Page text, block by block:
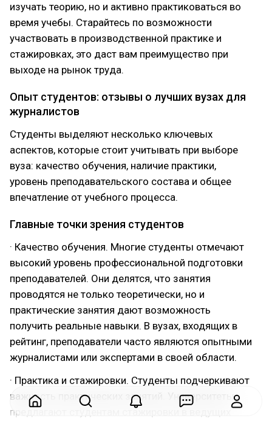
изучать теорию, но и активно практиковаться во
время учебы. Старайтесь по возможности
участвовать в производственной практике и
стажировках, это даст вам преимущество при
выходе на рынок труда.
Опыт студентов: отзывы о лучших вузах для
журналистов
Студенты выделяют несколько ключевых
аспектов, которые стоит учитывать при выборе
вуза: качество обучения, наличие практики,
уровень преподавательского состава и общее
впечатление от учебного процесса.
Главные точки зрения студентов
· Качество обучения. Многие студенты отмечают
высокий уровень профессиональной подготовки
преподавателей. Они делятся, что занятия
проводятся не только теоретически, но и
практические занятия дают возможность
получить реальные навыки. В вузах, входящих в
рейтинг, преподаватели часто являются опытными
журналистами или экспертами в своей области.
· Практика и стажировки. Студенты подчеркивают
важность практических занятий. Университеты
предлагают студентам стажировки в ведущих